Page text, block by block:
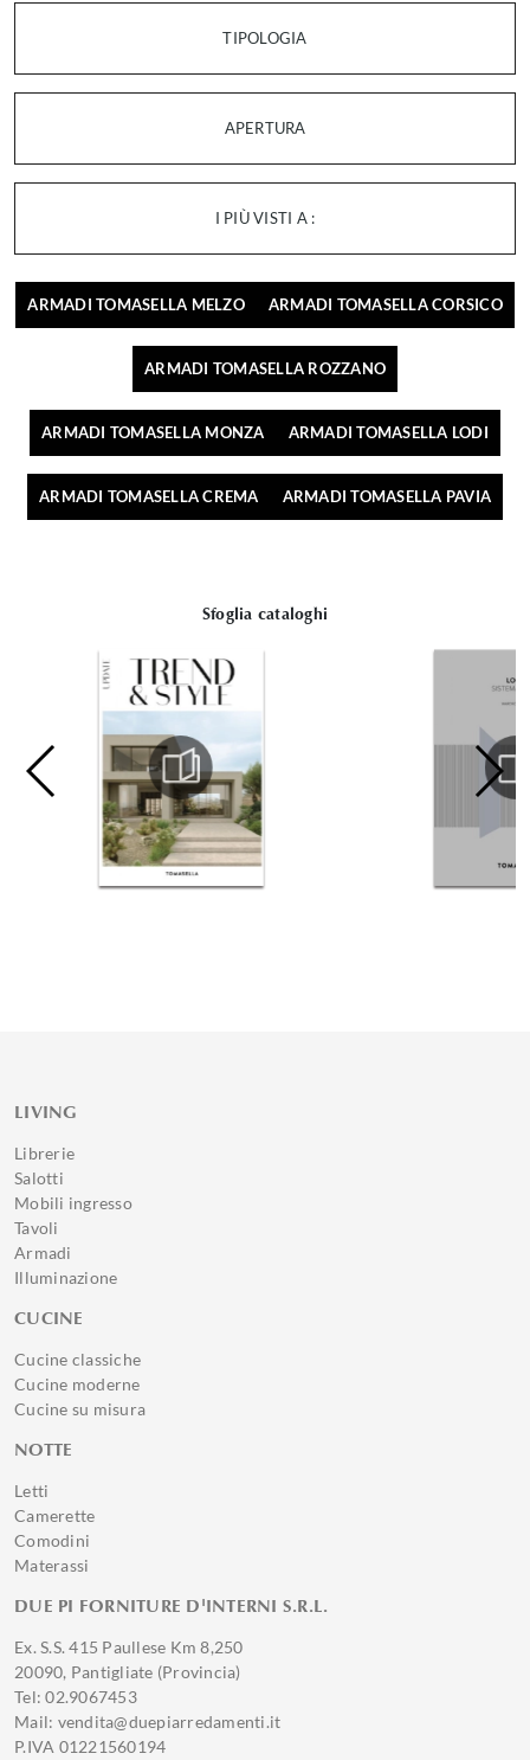
TIPOLOGIA
APERTURA
I PIÙ VISTI A :
ARMADI TOMASELLA MELZO ARMADI TOMASELLA CORSICO
ARMADI TOMASELLA ROZZANO
ARMADI TOMASELLA MONZA ARMADI TOMASELLA LODI
ARMADI TOMASELLA CREMA ARMADI TOMASELLA PAVIA
Sfoglia cataloghi
LIVING
Librerie
Salotti
Mobili ingresso
Tavoli
Armadi
Illuminazione
CUCINE
Cucine classiche
Cucine moderne
Cucine su misura
NOTTE
Letti
Camerette
Comodini
Materassi
DUE PI FORNITURE D'INTERNI S.R.L.
Ex. S.S. 415 Paullese Km 8,250
20090, Pantigliate (Provincia)
Tel: 02.9067453
Mail: vendita@duepiarredamenti.it
P.IVA 01221560194